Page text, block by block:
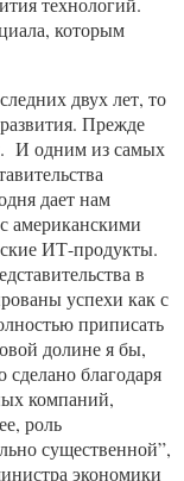
которым
двух лет, то
Прежде
И одним из самых
дает нам
американскими
ИТ-продукты.
в
успехи как с
приписать
долине я бы,
благодаря
компаний,
роль
существенной”,
экономики